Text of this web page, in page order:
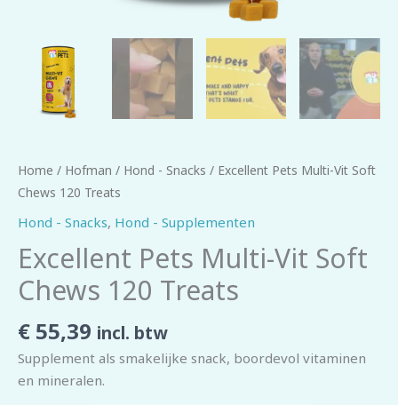
Home / Hofman / Hond - Snacks / Excellent Pets Multi-Vit Soft
Chews 120 Treats
Hond - Snacks, Hond - Supplementen
Excellent Pets Multi-Vit Soft
Chews 120 Treats
€ 55,39 incl. btw
Supplement als smakelijke snack, boordevol vitaminen
en mineralen.